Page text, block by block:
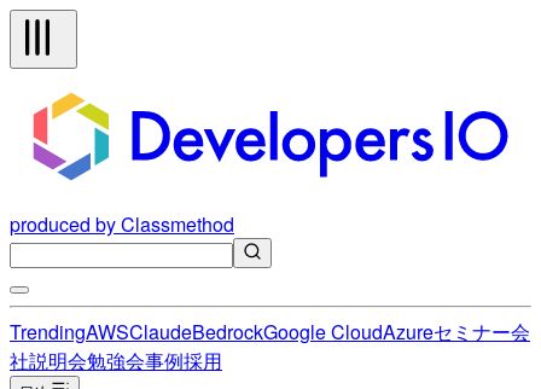
produced by Classmethod
TrendingAWSClaudeBedrockGoogle CloudAzureセミナー会
社説明会勉強会事例採用